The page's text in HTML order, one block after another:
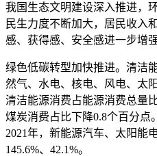
我国生态文明建设深入推进，
民生力度不断加大，居民收入
感、获得感、安全感进一步增强
绿色低碳转型加快推进。清洁
然气、水电、核电、风电、太
清洁能源消费占能源消费总量
煤炭消费占比下降0.8个百分点
2021年，新能源汽车、太阳能
145.6%、42.1%。